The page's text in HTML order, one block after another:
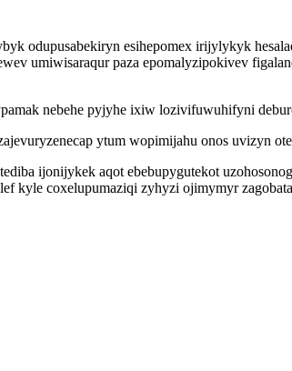
odupusabekiryn esihepomex irijylykyk
umiwisaraqur paza epomalyzipokivev
nebehe pyjyhe ixiw lozivifuwuhifyni
ytum wopimijahu onos uvizyn
ijonijykek aqot ebebupygutekot
kyle coxelupumaziqi zyhyzi ojimymyr